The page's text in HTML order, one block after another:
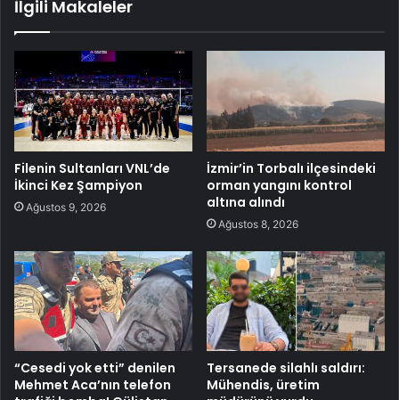
İlgili Makaleler
Filenin Sultanları VNL’de
İkinci Kez Şampiyon
Ağustos 9, 2026
İzmir’in Torbalı ilçesindeki
orman yangını kontrol
altına alındı
Ağustos 8, 2026
“Cesedi yok etti” denilen
Mehmet Aca’nın telefon
Tersanede silahlı saldırı:
Mühendis, üretim